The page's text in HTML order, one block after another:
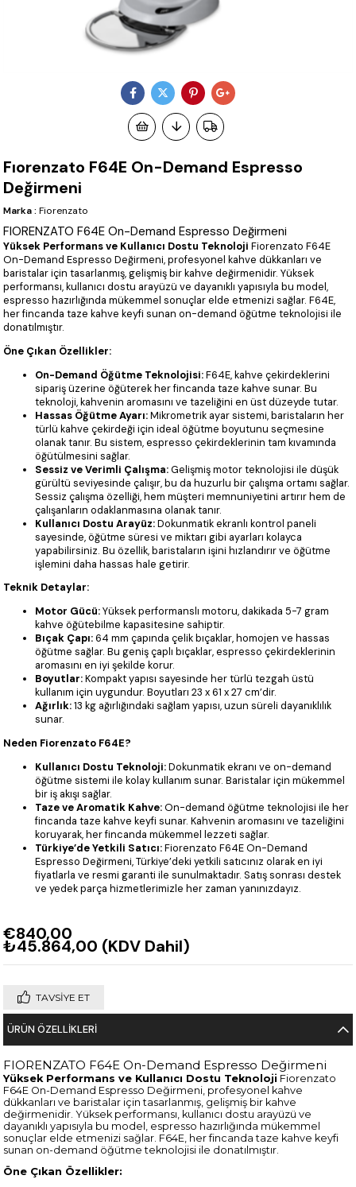
Fıorenzato F64E On-Demand Espresso
Değirmeni
Marka : Fiorenzato
FIORENZATO F64E On-Demand Espresso Değirmeni
Yüksek Performans ve Kullanıcı Dostu Teknoloji Fiorenzato F64E
On-Demand Espresso Değirmeni, profesyonel kahve dükkanları ve
baristalar için tasarlanmış, gelişmiş bir kahve değirmenidir. Yüksek
performansı, kullanıcı dostu arayüzü ve dayanıklı yapısıyla bu model,
espresso hazırlığında mükemmel sonuçlar elde etmenizi sağlar. F64E,
her fincanda taze kahve keyfi sunan on-demand öğütme teknolojisi ile
donatılmıştır.
Öne Çıkan Özellikler:
On-Demand Öğütme Teknolojisi:F64E, kahve çekirdeklerini
sipariş üzerine öğüterek her fincanda taze kahve sunar. Bu
teknoloji, kahvenin aromasını ve tazeliğini en üst düzeyde tutar.
Hassas Öğütme Ayarı:Mikrometrik ayar sistemi, baristaların her
türlü kahve çekirdeği için ideal öğütme boyutunu seçmesine
olanak tanır. Bu sistem, espresso çekirdeklerinin tam kıvamında
öğütülmesini sağlar.
Sessiz ve Verimli Çalışma:Gelişmiş motor teknolojisi ile düşük
gürültü seviyesinde çalışır, bu da huzurlu bir çalışma ortamı sağlar.
Sessiz çalışma özelliği, hem müşteri memnuniyetini artırır hem de
çalışanların odaklanmasına olanak tanır.
Kullanıcı Dostu Arayüz:Dokunmatik ekranlı kontrol paneli
sayesinde, öğütme süresi ve miktarı gibi ayarları kolayca
yapabilirsiniz. Bu özellik, baristaların işini hızlandırır ve öğütme
işlemini daha hassas hale getirir.
Teknik Detaylar:
Motor Gücü:Yüksek performanslı motoru, dakikada 5-7 gram
kahve öğütebilme kapasitesine sahiptir.
Bıçak Çapı:64 mm çapında çelik bıçaklar, homojen ve hassas
öğütme sağlar. Bu geniş çaplı bıçaklar, espresso çekirdeklerinin
aromasını en iyi şekilde korur.
Boyutlar:Kompakt yapısı sayesinde her türlü tezgah üstü
kullanım için uygundur. Boyutları 23 x 61 x 27 cm’dir.
Ağırlık:13 kg ağırlığındaki sağlam yapısı, uzun süreli dayanıklılık
sunar.
Neden Fiorenzato F64E?
Kullanıcı Dostu Teknoloji:Dokunmatik ekranı ve on-demand
öğütme sistemi ile kolay kullanım sunar. Baristalar için mükemmel
bir iş akışı sağlar.
Taze ve Aromatik Kahve:On-demand öğütme teknolojisi ile her
fincanda taze kahve keyfi sunar. Kahvenin aromasını ve tazeliğini
koruyarak, her fincanda mükemmel lezzeti sağlar.
Türkiye’de Yetkili Satıcı:Fiorenzato F64E On-Demand
Espresso Değirmeni, Türkiye’deki yetkili satıcınız olarak en iyi
fiyatlarla ve resmi garanti ile sunulmaktadır. Satış sonrası destek
ve yedek parça hizmetlerimizle her zaman yanınızdayız.
€840,00
₺45.864,00 (KDV Dahil)
TAVSIYE ET
ÜRÜN ÖZELLIKLERI
FIORENZATO F64E On-Demand Espresso Değirmeni
Yüksek Performans ve Kullanıcı Dostu Teknoloji Fiorenzato
F64E On-Demand Espresso Değirmeni, profesyonel kahve
dükkanları ve baristalar için tasarlanmış, gelişmiş bir kahve
değirmenidir. Yüksek performansı, kullanıcı dostu arayüzü ve
dayanıklı yapısıyla bu model, espresso hazırlığında mükemmel
sonuçlar elde etmenizi sağlar. F64E, her fincanda taze kahve keyfi
sunan on-demand öğütme teknolojisi ile donatılmıştır.
Öne Çıkan Özellikler: